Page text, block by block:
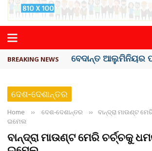
BREAKING NEWS ବେଦାନ୍ତ ଆଲୁମିନିୟର
ଦେଶ-ଦେଶାନ୍ତର
Home ›› ଦେଶ-ଦେଶାନ୍ତର ››
ବାନ୍ଦ୍ରା ମାଉଣ୍ଟ
ଇମେଲ
ବାନ୍ଦ୍ରା ମାଉଣ୍ଟ ମେରି ଚର୍ଚ୍ଚକୁ